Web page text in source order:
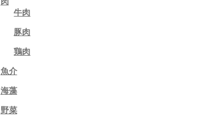
牛肉
豚肉
鶏肉
魚介
海藻
野菜